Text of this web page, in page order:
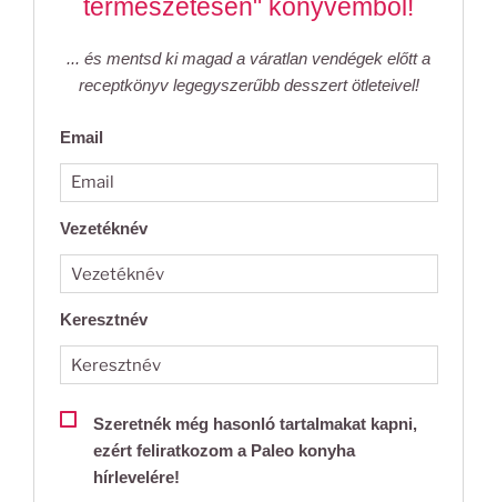
természetesen" könyvemből!
... és mentsd ki magad a váratlan vendégek előtt a
receptkönyv legegyszerűbb desszert ötleteivel!
Email
Vezetéknév
Keresztnév
Szeretnék még hasonló tartalmakat kapni,
ezért feliratkozom a Paleo konyha
hírlevelére!